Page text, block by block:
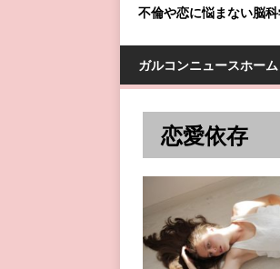
不倫や恋に悩まない脳
ガルコンニュースホーム
恋愛依存